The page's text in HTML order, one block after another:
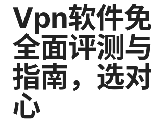
Vpn软件免
全面评测
指南，选
心